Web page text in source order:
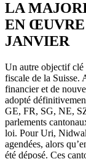
LA
EN ŒUVRE
JANVIER
Un autre objectif clé
fiscale de la Suisse.
financier et de
adopté
GE, FR, SG, NE,
parlements
loi. Pour Uri,
agendées, alors
été déposé. Ces